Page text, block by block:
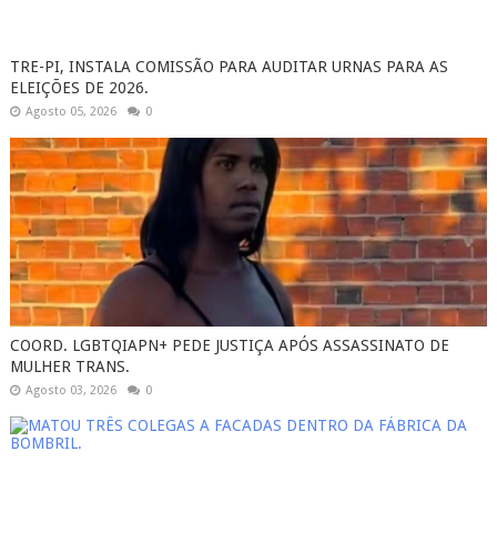
TRE-PI, INSTALA COMISSÃO PARA AUDITAR URNAS PARA AS
ELEIÇÕES DE 2026.
Agosto 05, 2026 0
COORD. LGBTQIAPN+ PEDE JUSTIÇA APÓS ASSASSINATO DE
MULHER TRANS.
Agosto 03, 2026 0